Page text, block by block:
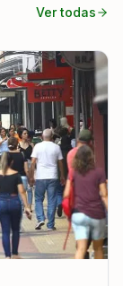
Ver todas